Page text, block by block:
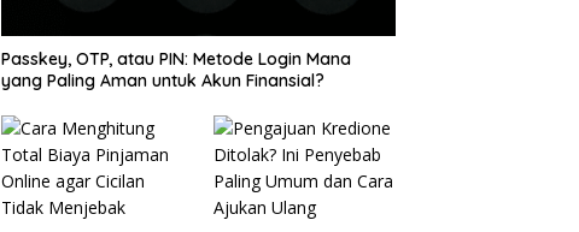
Passkey, OTP, atau PIN: Metode Login Mana
yang Paling Aman untuk Akun Finansial?